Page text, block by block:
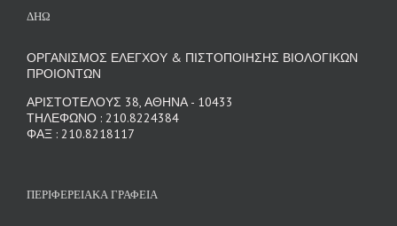
ΔΗΩ
ΟΡΓΑΝΙΣΜΟΣ ΕΛΕΓΧΟΥ & ΠΙΣΤΟΠΟΙΗΣΗΣ ΒΙΟΛΟΓΙΚΩΝ
ΠΡΟΙΟΝΤΩΝ
ΑΡΙΣΤΟΤΕΛΟΥΣ 38, ΑΘΗΝΑ - 10433
ΤΗΛΕΦΩΝΟ : 210.8224384
ΦΑΞ : 210.8218117
ΠΕΡΙΦΕΡΕΙΑΚΑ ΓΡΑΦΕΙΑ